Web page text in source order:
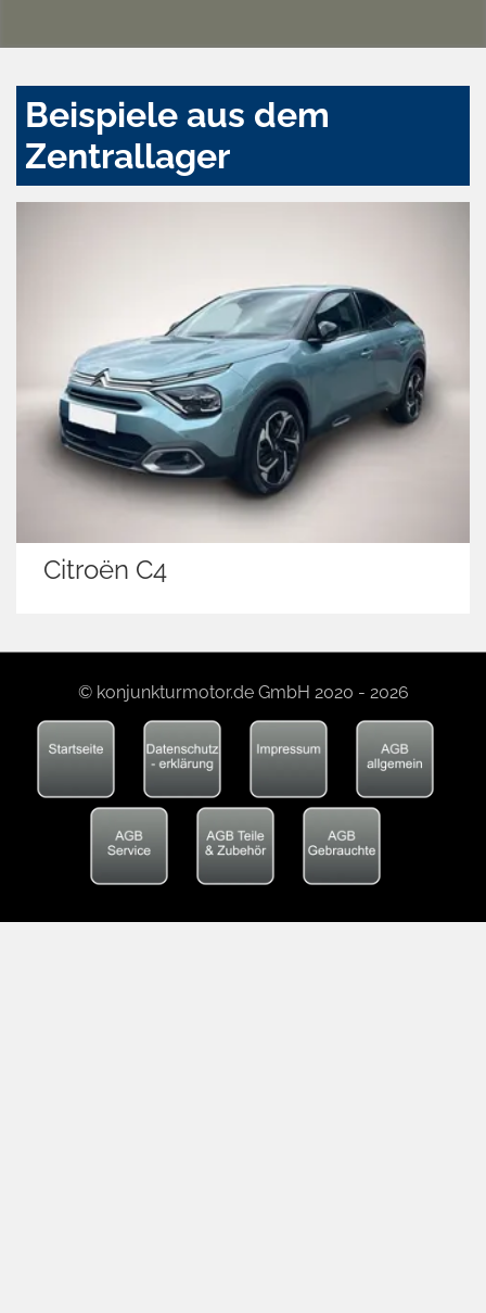
Beispiele aus dem
Zentrallager
Citroën C4
© konjunkturmotor.de GmbH 2020 - 2026